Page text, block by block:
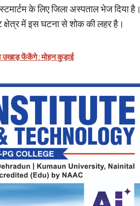
के लिए जिला अस्पताल भेज दिया है।
क्षेत्र में इस घटना से शोक की लहर है।
उखाड़ फेंकेंगे : मोहन कुड़ाई